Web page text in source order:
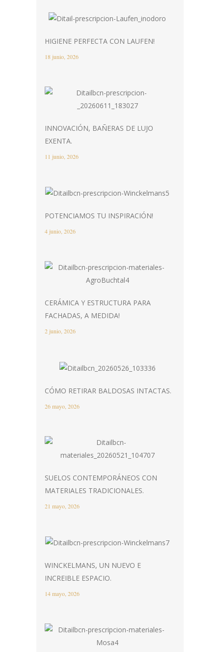
HIGIENE PERFECTA CON LAUFEN!
18 junio, 2026
INNOVACIÓN, BAÑERAS DE LUJO
EXENTA.
11 junio, 2026
POTENCIAMOS TU INSPIRACIÓN!
4 junio, 2026
CERÁMICA Y ESTRUCTURA PARA
FACHADAS, A MEDIDA!
2 junio, 2026
CÓMO RETIRAR BALDOSAS INTACTAS.
26 mayo, 2026
SUELOS CONTEMPORÁNEOS CON
MATERIALES TRADICIONALES.
21 mayo, 2026
WINCKELMANS, UN NUEVO E
INCREIBLE ESPACIO.
14 mayo, 2026